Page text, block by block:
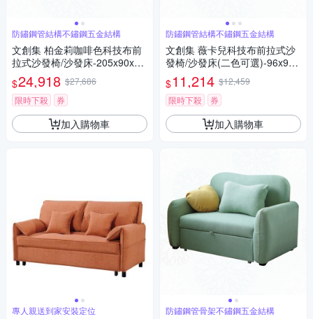
防鏽鋼管結構不鏽鋼五金結構
文創集 柏金莉咖啡色科技布前
拉式沙發椅/沙發床-205x90x82
cm免組
$24,918 $27,686
限時下殺
券
加入購物車
專人親送到家安裝定位
防鏽鋼管結構不鏽鋼五金結構
文創集 薇卡兒科技布前拉式沙
發椅/沙發床(二色可選)-96x95x
84cm免組
$11,214 $12,459
限時下殺
券
加入購物車
防鏽鋼管骨架不鏽鋼五金結構